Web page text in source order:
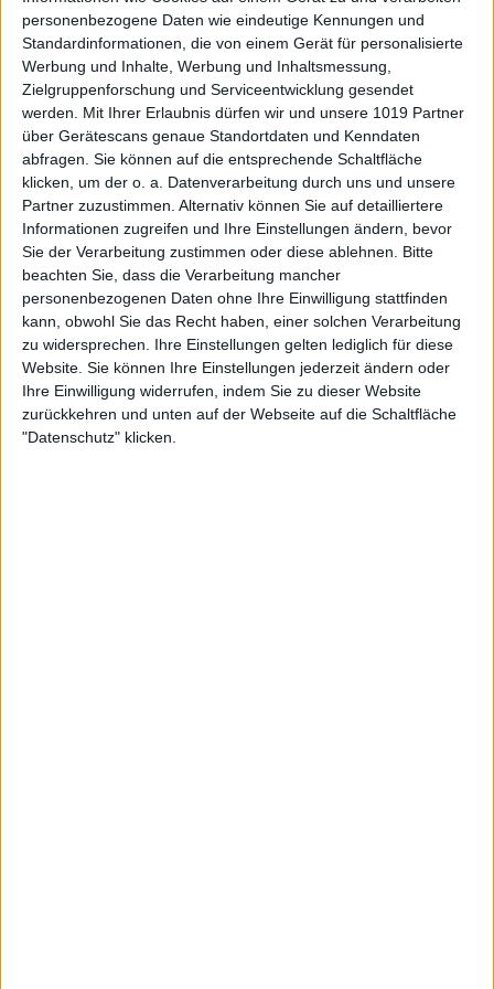
personenbezogene Daten wie eindeutige Kennungen und
Standardinformationen, die von einem Gerät für personalisierte
Werbung und Inhalte, Werbung und Inhaltsmessung,
Zielgruppenforschung und Serviceentwicklung gesendet
werden.
Mit Ihrer Erlaubnis dürfen wir und unsere 1019 Partner
über Gerätescans genaue Standortdaten und Kenndaten
abfragen. Sie können auf die entsprechende Schaltfläche
klicken, um der o. a. Datenverarbeitung durch uns und unsere
Partner zuzustimmen. Alternativ können Sie auf detailliertere
Informationen zugreifen und Ihre Einstellungen ändern, bevor
Sie der Verarbeitung zustimmen oder diese ablehnen.
Bitte
beachten Sie, dass die Verarbeitung mancher
personenbezogenen Daten ohne Ihre Einwilligung stattfinden
kann, obwohl Sie das Recht haben, einer solchen Verarbeitung
zu widersprechen. Ihre Einstellungen gelten lediglich für diese
Website. Sie können Ihre Einstellungen jederzeit ändern oder
Ihre Einwilligung widerrufen, indem Sie zu dieser Website
zurückkehren und unten auf der Webseite auf die Schaltfläche
"Datenschutz" klicken.